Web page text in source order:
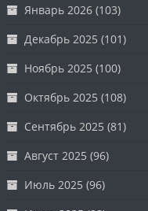
Январь 2026 (103)
Декабрь 2025 (101)
Ноябрь 2025 (100)
Октябрь 2025 (108)
Сентябрь 2025 (81)
Август 2025 (96)
Июль 2025 (96)